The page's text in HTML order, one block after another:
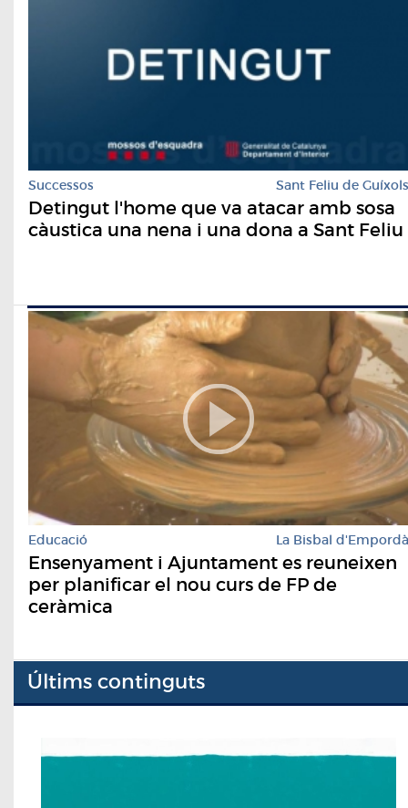
Successos Sant Feliu de Guíxols
Detingut l'home que va atacar amb sosa
càustica una nena i una dona a Sant Feliu
Educació La Bisbal d'Empordà
Ensenyament i Ajuntament es reuneixen
per planificar el nou curs de FP de
ceràmica
Últims continguts